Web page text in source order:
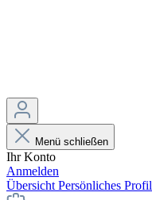
Menü schließen
Ihr Konto
Anmelden
Übersicht Persönliches Profil